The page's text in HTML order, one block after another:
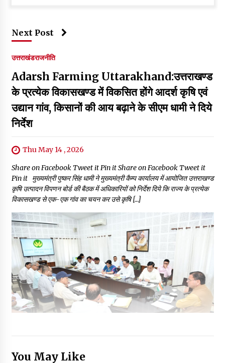
Next Post
उत्तराखंडराजनीति
Adarsh Farming Uttarakhand:उत्तराखण्ड
के प्रत्येक विकासखण्ड में विकसित होंगे आदर्श कृषि एवं
उद्यान गांव, किसानों की आय बढ़ाने के सीएम धामी ने दिये
निर्देश
Thu May 14 , 2026
Share on Facebook Tweet it Pin it Share on Facebook Tweet it
Pin it मुख्यमंत्री पुष्कर सिंह धामी ने मुख्यमंत्री कैम्प कार्यालय में आयोजित उत्तराखण्ड
कृषि उत्पादन विपणन बोर्ड की बैठक में अधिकारियों को निर्देश दिये कि राज्य के प्रत्येक
विकासखण्ड से एक-एक गांव का चयन कर उसे कृषि […]
You May Like